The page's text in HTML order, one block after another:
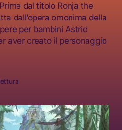
dal titolo Ronja the
dall’opera omonima della
per bambini Astrid
aver creato il personaggio